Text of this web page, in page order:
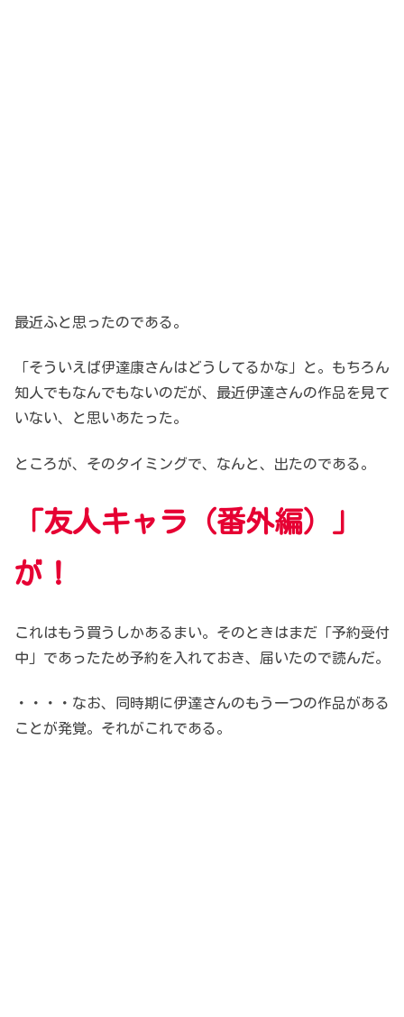
最近ふと思ったのである。
「そういえば伊達康さんはどうしてるかな」と。もちろん
知人でもなんでもないのだが、最近伊達さんの作品を見て
いない、と思いあたった。
ところが、そのタイミングで、なんと、出たのである。
「友人キャラ（番外編）」
が！
これはもう買うしかあるまい。そのときはまだ「予約受付
中」であったため予約を入れておき、届いたので読んだ。
・・・・なお、同時期に伊達さんのもう一つの作品がある
ことが発覚。それがこれである。